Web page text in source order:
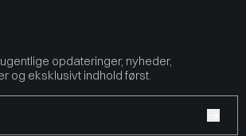
opdateringer, nyheder,
og eksklusivt indhold først.